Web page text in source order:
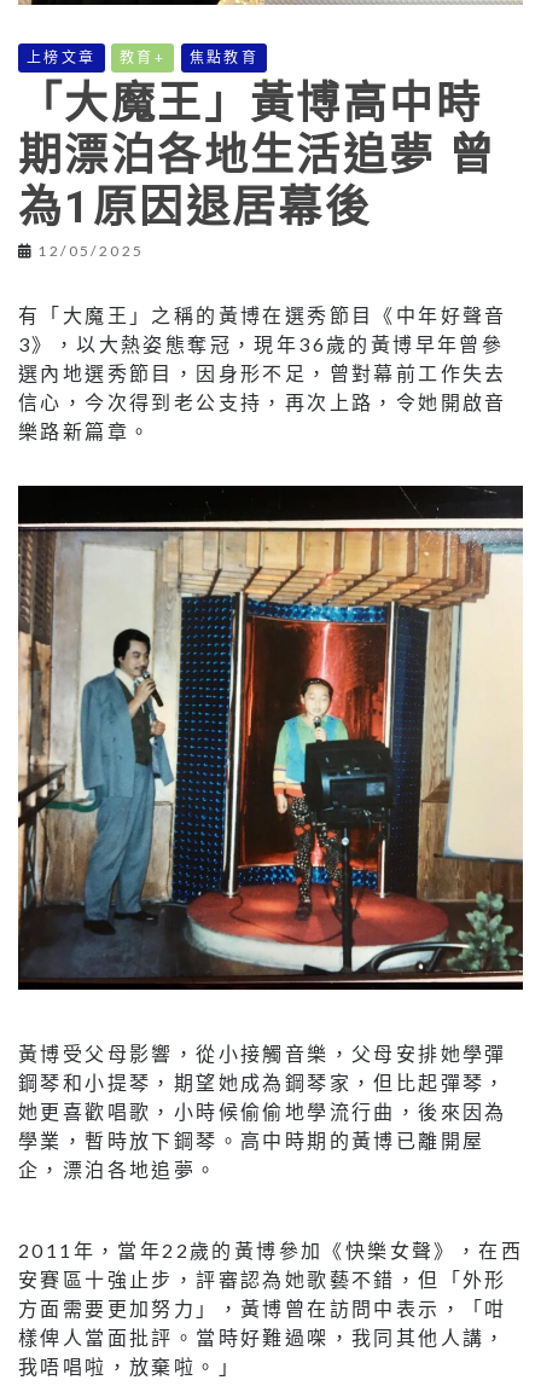
上榜文章 教育+ 焦點教育
「大魔王」黃博高中時
期漂泊各地生活追夢 曾
為1原因退居幕後
12/05/2025
有「大魔王」之稱的黃博在選秀節目《中年好聲音
3》，以大熱姿態奪冠，現年36歲的黃博早年曾參
選內地選秀節目，因身形不足，曾對幕前工作失去
信心，今次得到老公支持，再次上路，令她開啟音
樂路新篇章。
黃博受父母影響，從小接觸音樂，父母安排她學彈
鋼琴和小提琴，期望她成為鋼琴家，但比起彈琴，
她更喜歡唱歌，小時候偷偷地學流行曲，後來因為
學業，暫時放下鋼琴。高中時期的黃博已離開屋
企，漂泊各地追夢。
2011年，當年22歲的黃博參加《快樂女聲》，在西
安賽區十強止步，評審認為她歌藝不錯，但「外形
方面需要更加努力」，黃博曾在訪問中表示，「咁
樣俾人當面批評。當時好難過㗎，我同其他人講，
我唔唱啦，放棄啦。」